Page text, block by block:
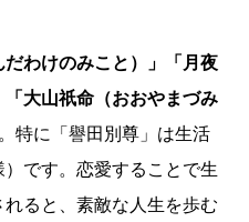
だわけのみこと）」「月夜
大山祇命（おおやまづみ
特に「譽田別尊」は生活
です。恋愛することで生
ると、素敵な人生を歩む